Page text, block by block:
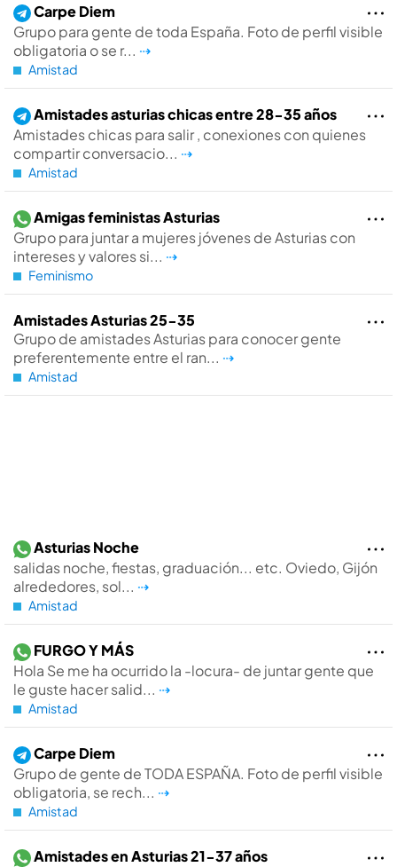
Carpe Diem
Grupo para gente de toda España. Foto de perfil visible
obligatoria o se r... ⇢
Amistad
Amistades asturias chicas entre 28-35 años
Amistades chicas para salir , conexiones con quienes
compartir conversacio... ⇢
Amistad
Amigas feministas Asturias
Grupo para juntar a mujeres jóvenes de Asturias con
intereses y valores si... ⇢
Feminismo
Amistades Asturias 25-35
Grupo de amistades Asturias para conocer gente
preferentemente entre el ran... ⇢
Amistad
Asturias Noche
salidas noche, fiestas, graduación... etc. Oviedo, Gijón
alrededores, sol... ⇢
Amistad
FURGO Y MÁS
Hola Se me ha ocurrido la -locura- de juntar gente que
le guste hacer salid... ⇢
Amistad
Carpe Diem
Grupo de gente de TODA ESPAÑA. Foto de perfil visible
obligatoria, se rech... ⇢
Amistad
Amistades en Asturias 21-37 años